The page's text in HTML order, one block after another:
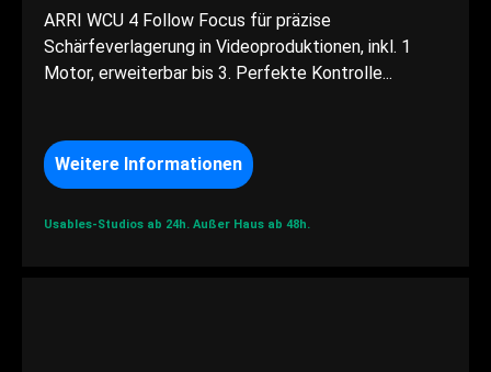
ARRI WCU 4 Follow Focus für präzise
Schärfeverlagerung in Videoproduktionen, inkl. 1
Motor, erweiterbar bis 3. Perfekte Kontrolle...
Weitere Informationen
Usables-Studios ab 24h. Außer Haus ab 48h.